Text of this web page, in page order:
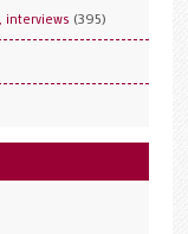
interviews (395)